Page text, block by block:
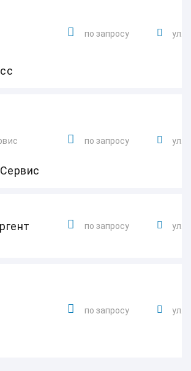
по запросу ул.
по запросу ул.
по запросу ул.
по запросу ул.